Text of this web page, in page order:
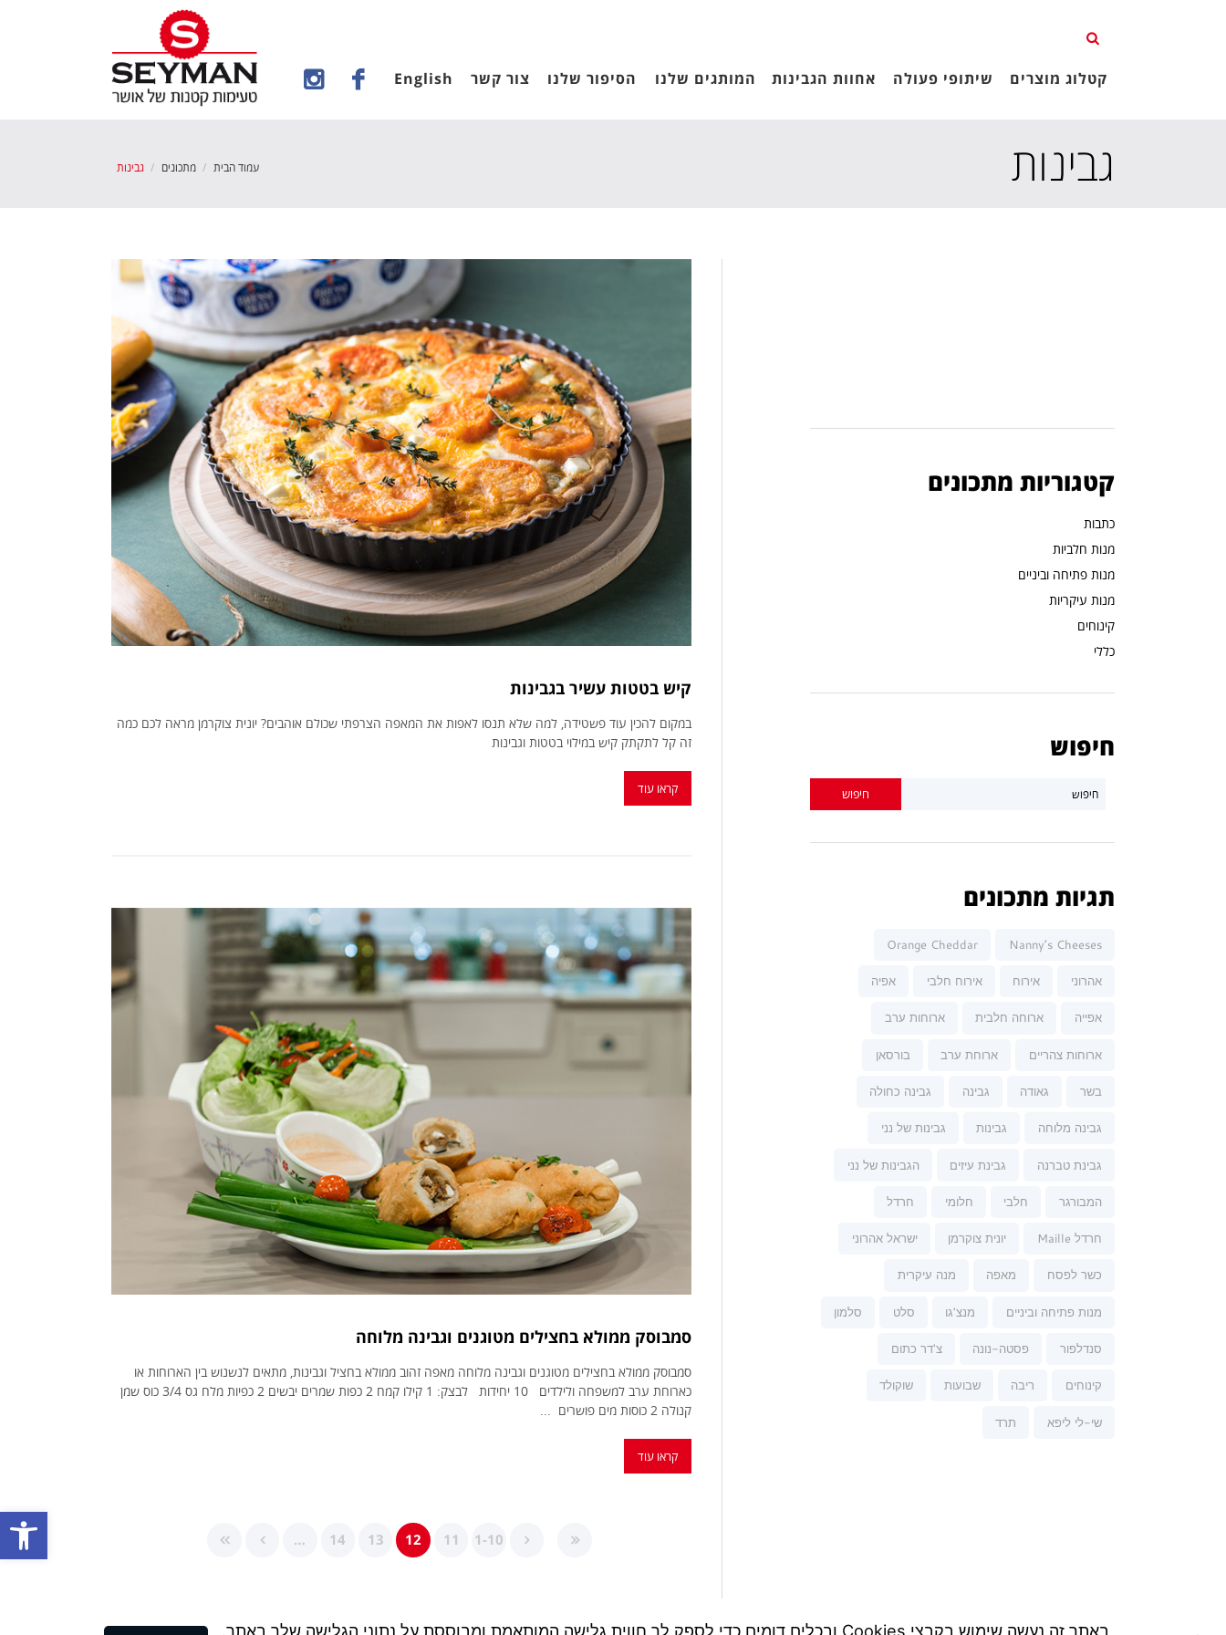
פתח סרגל נגישות
קטלוג מוצרים שיתופי פעולה אחוות הגבינות המותגים שלנו הסיפור שלנו צור קשר English
גבינות עמוד הבית מתכונים גבינות
קיש בטטות עשיר בגבינות
במקום להכין עוד פשטידה, למה שלא תנסו לאפות את המאפה הצרפתי שכולם אוהבים? יונית צוקרמן מראה לכם כמה
זה קל לתקתק קיש במילוי בטטות וגבינות
קראו עוד
סמבוסק ממולא בחצילים מטוגנים וגבינה מלוחה
סמבוסק ממולא בחצילים מטוגנים וגבינה מלוחה מאפה זהוב ממולא בחציל וגבינות, מתאים לנשנוש בין הארוחות או
כארוחת ערב למשפחה ולילדים 10 יחידות לבצק: 1 קילו קמח 2 כפות שמרים יבשים 2 כפיות מלח גס 3/4 כוס שמן
קנולה 2 כוסות מים פושרים ...
קראו עוד
1-10
11
12
13
14
…
קטגוריות מתכונים
כתבות
מנות חלביות
מנות פתיחה וביניים
מנות עיקריות
קינוחים
כללי
חיפוש
תגיות מתכונים
Nanny’s Cheeses
Orange Cheddar
אהרוני אירוח אירוח חלבי אפיה
אפייה ארוחה חלבית ארוחות ערב
ארוחות צהריים ארוחת ערב בורסאן
בשר גאודה גבינה גבינה כחולה
גבינה מלוחה גבינות גבינות של נני
גבינת טברנה גבינת עיזים הגבינות של נני
המבורגר חלבי חלומי חרדל
חרדל Maille יונית צוקרמן ישראל אהרוני
כשר לפסח מאפה מנה עיקרית
מנות פתיחה וביניים מנצ'גו סלט סלמון
סנדלפור פסטה-נונה צ'דר כתום
קינוחים ריבה שבועות שוקולד
שי-לי ליפא תרד
באתר זה נעשה שימוש בקבצי Cookies ובכלים דומים כדי לספק לך חווית גלישה המותאמת ומבוססת על נתוני הגלישה שלך באתר.